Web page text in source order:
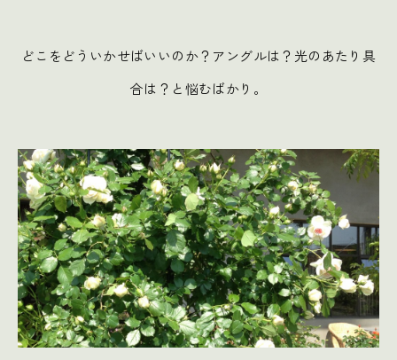
どこをどういかせばいいのか？アングルは？光のあたり具
合は？と悩むばかり。